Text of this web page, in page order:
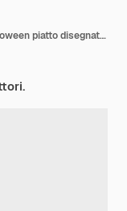
Collezione di storie di instagram di halloween piatto disegnato a mano